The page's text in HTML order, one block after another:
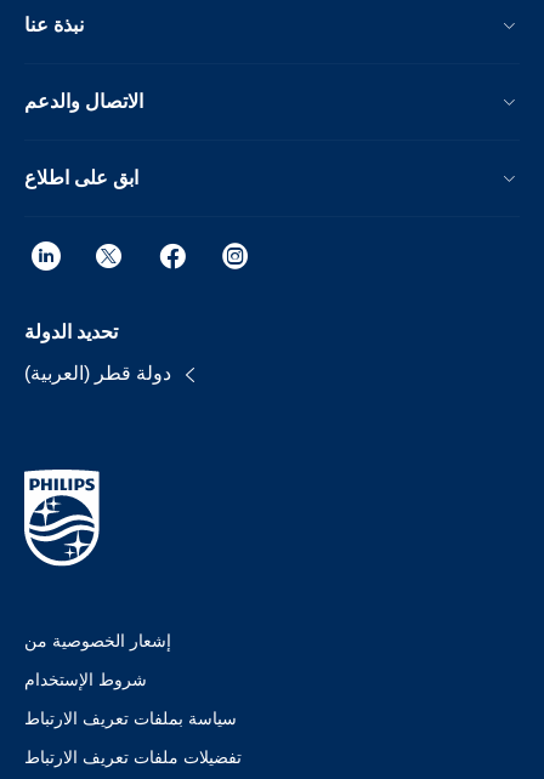
نبذة عنا
الاتصال والدعم
ابق على اطلاع
تحديد الدولة
إشعار الخصوصية من
شروط الإستخدام
سياسة بملفات تعريف الارتباط
تفضيلات ملفات تعريف الارتباط